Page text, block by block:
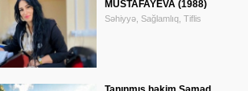
MUSTAFAYEVA (1988)
Səhiyyə, Sağlamlıq, Tiflis